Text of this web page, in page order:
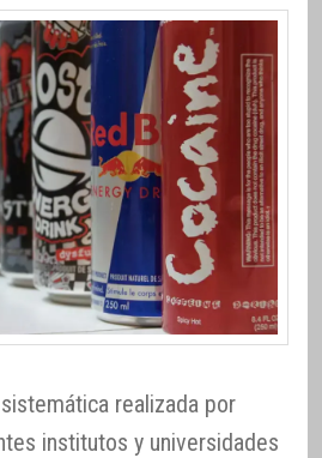
realizada por
institutos y universidades